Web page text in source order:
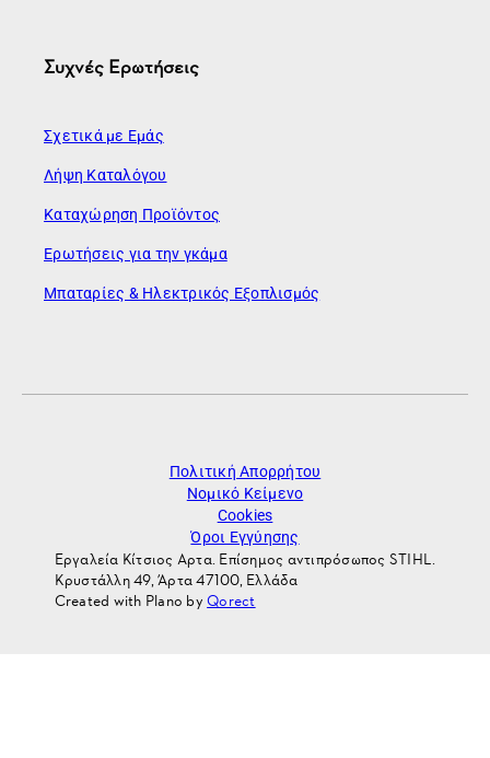
Συχνές Ερωτήσεις
Σχετικά με Εμάς
Λήψη Καταλόγου
Καταχώρηση Προϊόντος
Ερωτήσεις για την γκάμα
Μπαταρίες & Ηλεκτρικός Εξοπλισμός
Πολιτική Απορρήτου
Νομικό Κείμενο
Cookies
Όροι Εγγύησης
Εργαλεία Κίτσιος Αρτα. Επίσημος αντιπρόσωπος STIHL.
Κρυστάλλη 49, Άρτα 47100, Ελλάδα
Created with Plano byQorect